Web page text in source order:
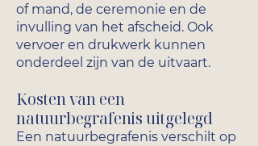
of mand, de ceremonie en de
invulling van het afscheid. Ook
vervoer en drukwerk kunnen
onderdeel zijn van de uitvaart.
Kosten van een
natuurbegrafenis uitgelegd
Een natuurbegrafenis verschilt op